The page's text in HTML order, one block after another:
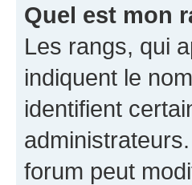
Quel est mon
Les rangs, qui
indiquent le
identifient
forum peut